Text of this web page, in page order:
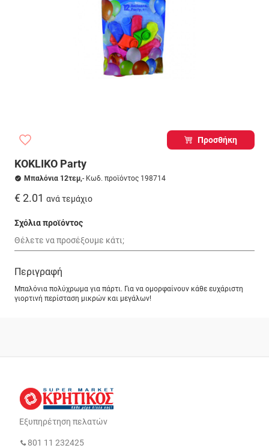
Προσθήκη
KOKLIKO Party
Μπαλόνια 12τεμ,- Κωδ. προϊόντος 198714
€ 2.01 ανά τεμάχιο
Σχόλια προϊόντος
Περιγραφή
Μπαλόνια πολύχρωμα για πάρτι. Για να ομορφαίνουν κάθε ευχάριστη
γιορτινή περίσταση μικρών και μεγάλων!
Εξυπηρέτηση πελατών
801 11 232425